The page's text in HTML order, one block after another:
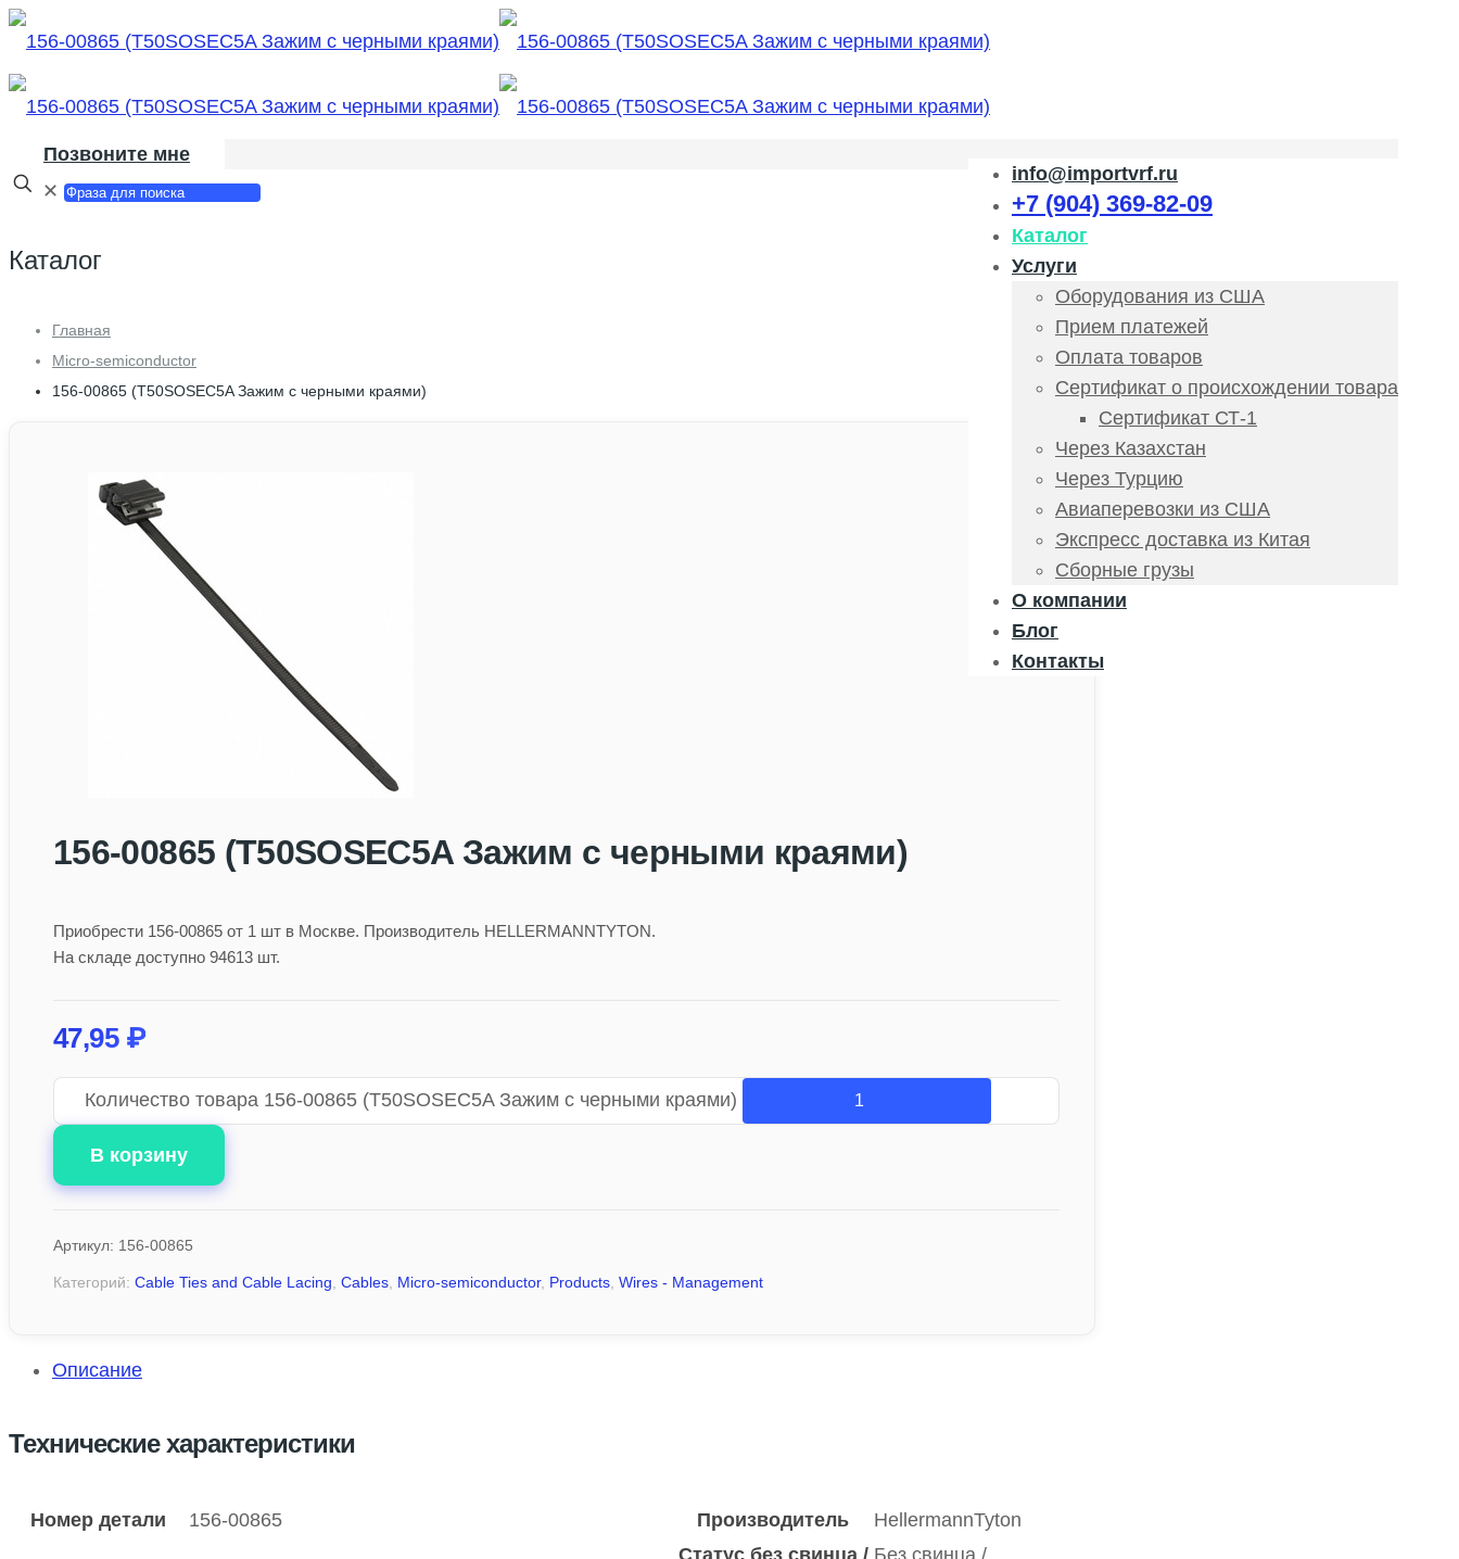
info@importvrf.ru
+7 (904) 369-82-09
Каталог
Услуги
Оборудования из США
Прием платежей
Оплата товаров
Сертификат о происхождении товара
Сертификат СТ-1
Через Казахстан
Через Турцию
Авиаперевозки из США
Экспресс доставка из Китая
Сборные грузы
О компании
Блог
Контакты
Позвоните мне
✕
Каталог
Главная
Micro-semiconductor
156-00865 (T50SOSEC5A Зажим с черными краями)
156-00865 (T50SOSEC5A Зажим с черными краями)
Приобрести 156-00865 от 1 шт в Москве. Производитель HELLERMANNTYTON.
На складе доступно 94613 шт.
47,95 ₽
Количество товара 156-00865 (T50SOSEC5A Зажим с черными краями)
В корзину
Артикул: 156-00865
Категорий: Cable Ties and Cable Lacing, Cables, Micro-semiconductor, Products, Wires - Management
Описание
Технические характеристики
Номер детали 156-00865 Производитель HellermannTyton